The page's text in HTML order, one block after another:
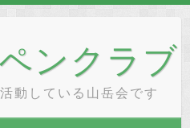
ンクラブ
動している山岳会です